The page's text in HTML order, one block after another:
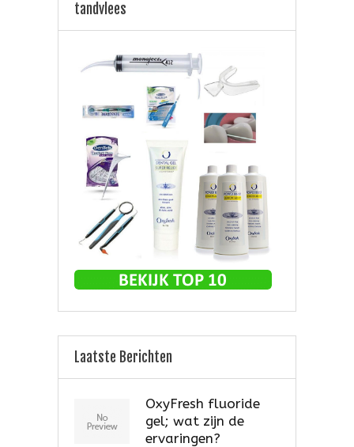
tandvlees
Laatste Berichten
OxyFresh fluoride
gel; wat zijn de
ervaringen?